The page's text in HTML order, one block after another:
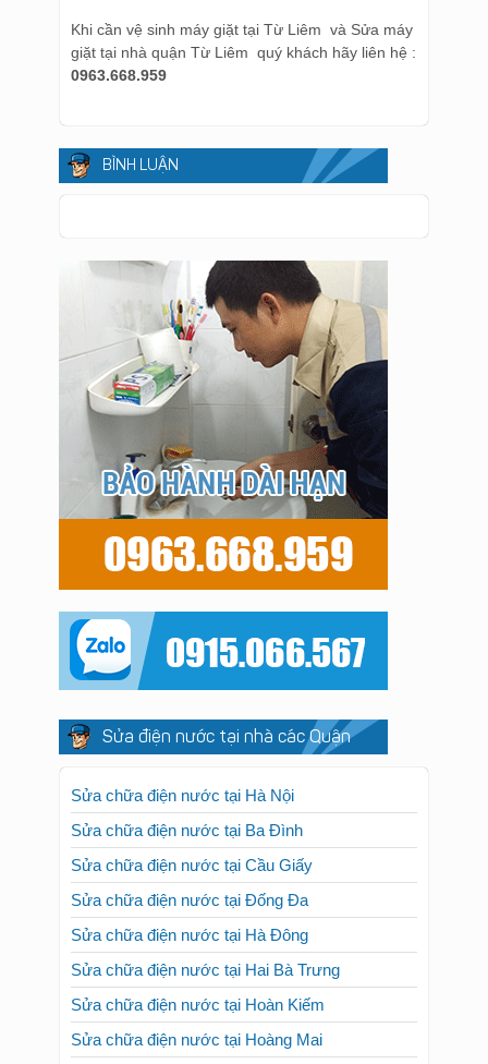
Khi cần vệ sinh máy giặt tại Từ Liêm và Sửa máy
giặt tại nhà quận Từ Liêm quý khách hãy liên hệ :
0963.668.959
BÌNH LUẬN
Sửa điện nước tại nhà các Quận
Sửa chữa điện nước tại Hà Nội
Sửa chữa điện nước tại Ba Đình
Sửa chữa điện nước tại Cầu Giấy
Sửa chữa điện nước tại Đống Đa
Sửa chữa điện nước tại Hà Đông
Sửa chữa điện nước tại Hai Bà Trưng
Sửa chữa điện nước tại Hoàn Kiếm
Sửa chữa điện nước tại Hoàng Mai